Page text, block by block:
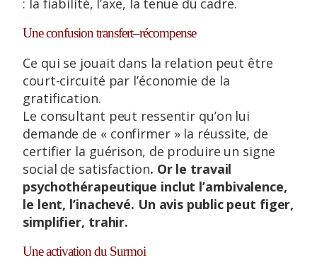
: la fiabilité, l’axe, la tenue du cadre.
Une confusion transfert–récompense
Ce qui se jouait dans la relation peut être
court-circuité par l’économie de la
gratification.
Le consultant peut ressentir qu’on lui
demande de « confirmer » la réussite, de
certifier la guérison, de produire un signe
social de satisfaction. Or le travail
psychothérapeutique inclut l’ambivalence,
le lent, l’inachevé. Un avis public peut figer,
simplifier, trahir.
Une activation du Surmoi